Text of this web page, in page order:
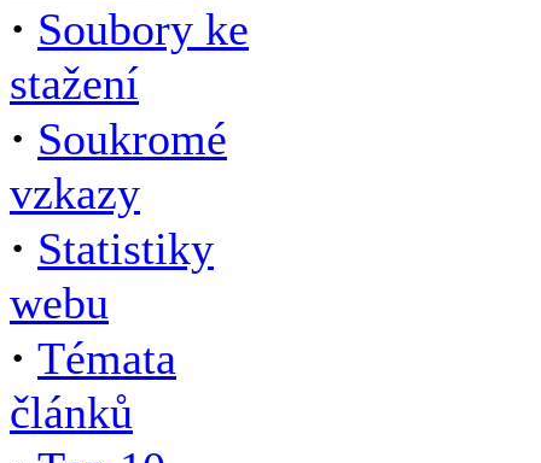
· Soubory ke
stažení
· Soukromé
vzkazy
· Statistiky
webu
· Témata
článků